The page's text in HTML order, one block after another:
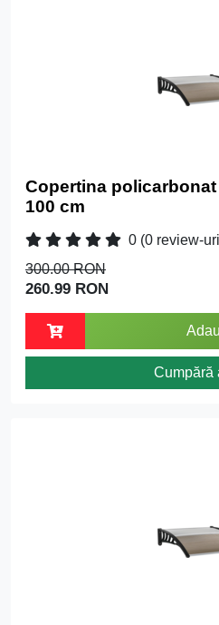
Copertina policarbonat
100 cm
0 (0 review-
300.00 RON
260.99 RON
Cumpără